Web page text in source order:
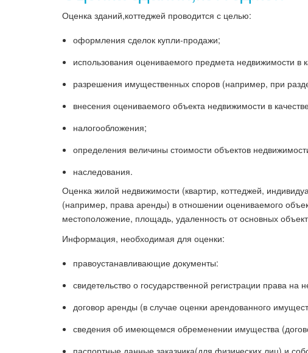
Оценка зданий,коттеджей проводится с целью:
оформления сделок купли-продажи;
использования оцениваемого предмета недвижимости в
разрешения имущественных споров (например, при
внесения оцениваемого объекта недвижимости в
налогообложения;
определения величины стоимости объектов
наследования.
Оценка жилой недвижимости (квартир, коттеджей,
(например, права аренды) в отношении оцениваемого
местоположение, площадь, удаленность от основных
Информация, необходимая для оценки:
правоустанавливающие документы:
свидетельство о государственной регистрации права
договор аренды (в случае оценки арендованного
сведения об имеющемся обременении имущества
паспортные данные заказчика(для физических лиц) и